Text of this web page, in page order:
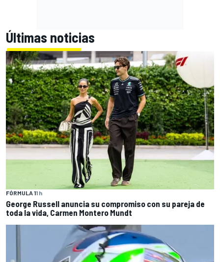
Últimas noticias
FÓRMULA 11 h
George Russell anuncia su compromiso con su pareja de
toda la vida, Carmen Montero Mundt